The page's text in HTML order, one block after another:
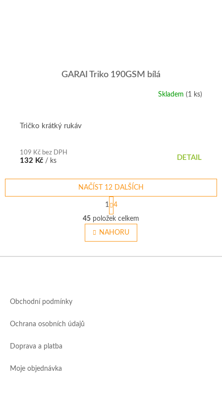
GARAI Triko 190GSM bílá
Skladem (1 ks)
109 Kč bez DPH
132 Kč / ks DETAIL
Tričko krátký rukáv
O
v
l
á
NAČÍST 12 DALŠÍCH
t
r
á
n
k
v
1
4
45 položek celkem
NAHORU
Obchodní podmínky
Ochrana osobních údajů
Doprava a platba
Moje objednávka